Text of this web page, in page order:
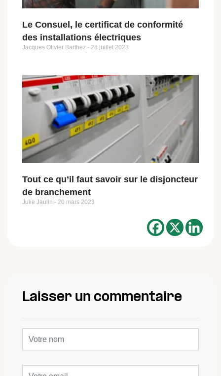
Le Consuel, le certificat de conformité
des installations électriques
Jacques Olivier Barthez 28 juillet 2023
Tout ce qu’il faut savoir sur le disjoncteur
de branchement
Julie Jaulin 20 mars 2023
Laisser un commentaire